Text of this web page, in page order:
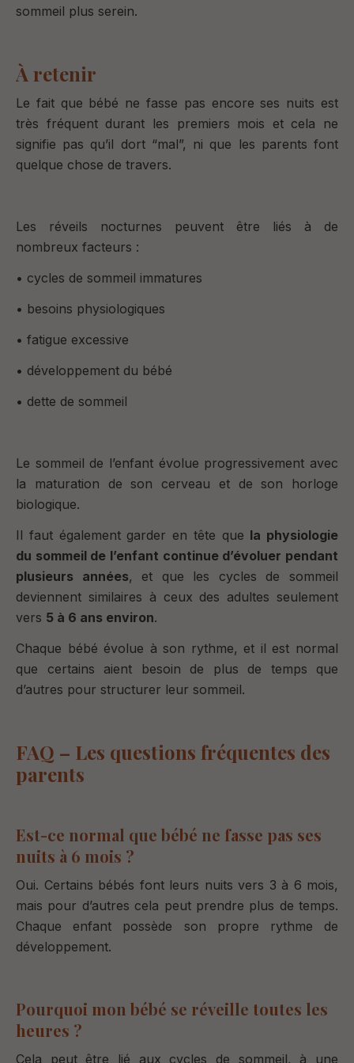
sommeil plus serein.
À retenir
Le fait que bébé ne fasse pas encore ses nuits est
très fréquent durant les premiers mois et cela ne
signifie pas qu’il dort “mal”, ni que les parents font
quelque chose de travers.
Les réveils nocturnes peuvent être liés à de
nombreux facteurs :
• cycles de sommeil immatures
• besoins physiologiques
• fatigue excessive
• développement du bébé
• dette de sommeil
Le sommeil de l’enfant évolue progressivement avec
la maturation de son cerveau et de son horloge
biologique.
Il faut également garder en tête que la physiologie
du sommeil de l’enfant continue d’évoluer pendant
plusieurs années, et que les cycles de sommeil
deviennent similaires à ceux des adultes seulement
vers 5 à 6 ans environ.
Chaque bébé évolue à son rythme, et il est normal
que certains aient besoin de plus de temps que
d’autres pour structurer leur sommeil.
FAQ – Les questions fréquentes des
parents
Est-ce normal que bébé ne fasse pas ses
nuits à 6 mois ?
Oui. Certains bébés font leurs nuits vers 3 à 6 mois,
mais pour d’autres cela peut prendre plus de temps.
Chaque enfant possède son propre rythme de
développement.
Pourquoi mon bébé se réveille toutes les
heures ?
Cela peut être lié aux cycles de sommeil, à une